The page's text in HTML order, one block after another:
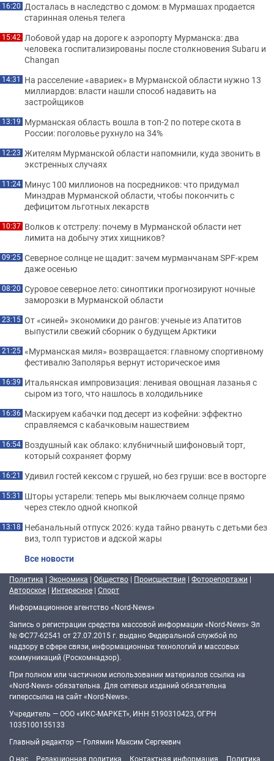
16:20 Досталась в наследство с домом: в Мурмашах продается
старинная оленья телега
15:42 Лобовой удар на дороге к аэропорту Мурманска: два
человека госпитализированы после столкновения Subaru и
Changan
14:31 На расселение «авариек» в Мурманской области нужно 13
миллиардов: власти нашли способ надавить на
застройщиков
13:19 Мурманская область вошла в топ-2 по потере скота в
России: поголовье рухнуло на 34%
12:23 Жителям Мурманской области напомнили, куда звонить в
экстренных случаях
11:24 Минус 100 миллионов на посредников: что придумал
Минздрав Мурманской области, чтобы покончить с
дефицитом льготных лекарств
10:37 Волков к отстрелу: почему в Мурманской области нет
лимита на добычу этих хищников?
09:25 Северное солнце не щадит: зачем мурманчанам SPF-крем
даже осенью
08:20 Суровое северное лето: синоптики прогнозируют ночные
заморозки в Мурманской области
23:15 От «синей» экономики до рангов: ученые из Апатитов
выпустили свежий сборник о будущем Арктики
21:25 «Мурманская миля» возвращается: главному спортивному
фестивалю Заполярья вернут историческое имя
16:39 Итальянская импровизация: ленивая овощная лазанья с
сыром из того, что нашлось в холодильнике
16:36 Маскируем кабачки под десерт из кофейни: эффектно
справляемся с кабачковым нашествием
16:54 Воздушный как облако: клубничный шифоновый торт,
который сохраняет форму
16:21 Удивил гостей кексом с грушей, но без груши: все в восторге
15:31 Шторы устарели: теперь мы выключаем солнце прямо
через стекло одной кнопкой
13:18 Небанальный отпуск 2026: куда тайно рвануть с детьми без
виз, толп туристов и адской жары
Все новости
Политика | Экономика | Общество | Происшествия | Фоторепортажи |
Авторское | Интересное | Спорт
Информационное агентство «Nord-News»
Запись о регистрации средства массовой информации «Nord-News» Эл
№ ФС77-62541 от 27.07.2015 г. выдано Федеральной службой по
надзору в сфере связи, информационных технологий и массовых
коммуникаций (Роскомнадзор).
При полном или частичном использовании материалов ссылка на
«Nord-News» обязательна. Для сетевых изданий обязательна
гиперссылка на сайт «Nord-News».
Учредитель — ООО «ИКС-МАРКЕТ», ИНН 5190310423, ОГРН
1035100155133
Главный редактор — Голямин Максим Сергеевич
О нас
Редакционная политика Контактная информация Политика